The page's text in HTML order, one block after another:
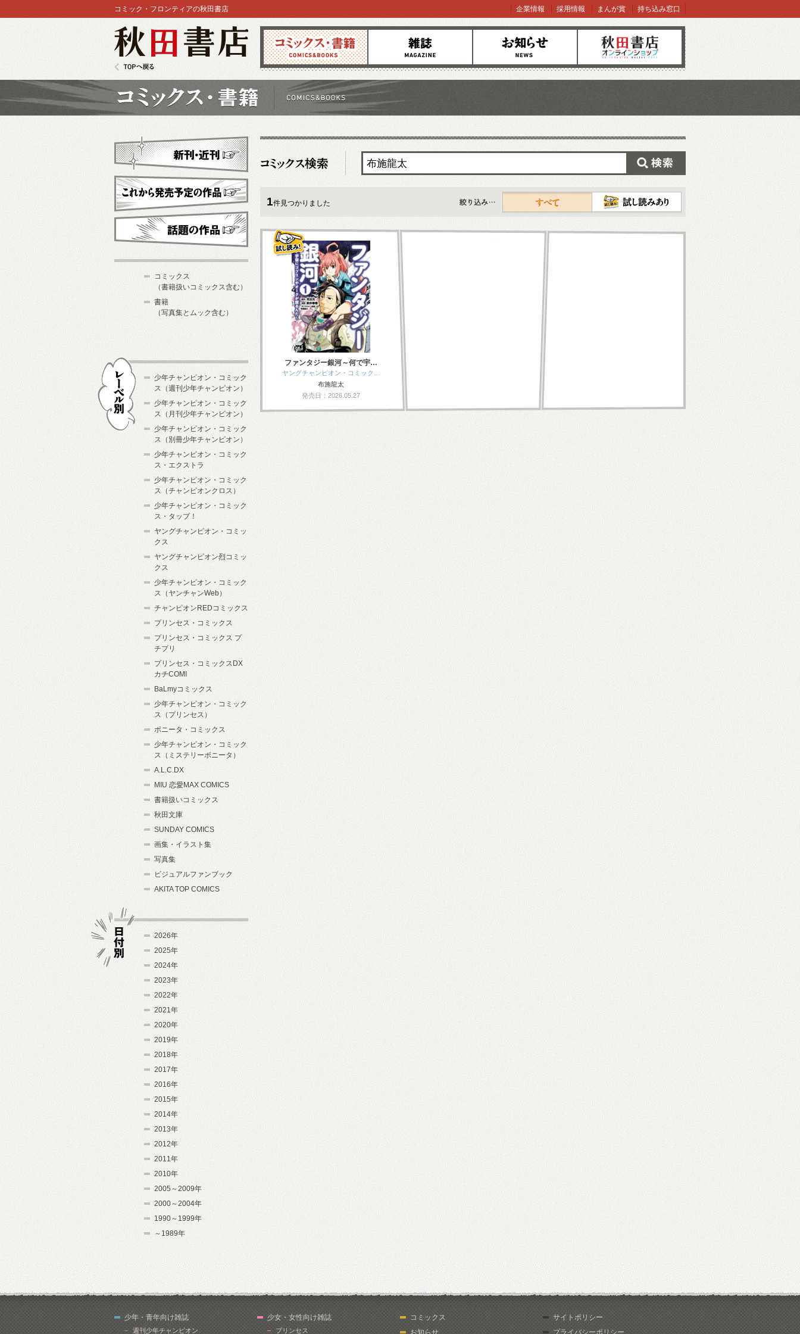
コミックス 雑誌 お知らせ オンラインショップ
コミック・フロンティアの秋田書店 企業情報 採用情報 まんが賞 持ち込み窓口
1件見つかりました
すべて
ファンタジー銀河～何で宇…
ヤングチャンピオン・コミック…
布施龍太
発売日：2026.05.27
新刊・近刊
これから発売予定
コミックス
（書籍扱いコミックス含む）
書籍
（写真集とムック含む）
少年チャンピオン・コミック
ス（週刊少年チャンピオン）
少年チャンピオン・コミック
ス（月刊少年チャンピオン）
少年チャンピオン・コミック
ス（別冊少年チャンピオン）
少年チャンピオン・コミック
ス・エクストラ
少年チャンピオン・コミック
ス（チャンピオンクロス）
少年チャンピオン・コミック
ス・タップ！
ヤングチャンピオン・コミッ
クス
ヤングチャンピオン烈コミッ
クス
少年チャンピオン・コミック
ス（ヤンチャンWeb）
チャンピオンREDコミックス
プリンセス・コミックス
プリンセス・コミックス プ
チプリ
プリンセス・コミックスDX
カチCOMI
BaLmyコミックス
少年チャンピオン・コミック
ス（プリンセス）
ボニータ・コミックス
少年チャンピオン・コミック
ス（ミステリーボニータ）
A.L.C.DX
MIU 恋愛MAX COMICS
書籍扱いコミックス
秋田文庫
SUNDAY COMICS
画集・イラスト集
写真集
ビジュアルファンブック
AKITA TOP COMICS
2026年
2025年
2024年
2023年
2022年
2021年
2020年
2019年
2018年
2017年
2016年
2015年
2014年
2013年
2012年
2011年
2010年
2005～2009年
2000～2004年
1990～1999年
～1989年
少年・青年向け雑誌
週刊少年チャンピオン
少女・女性向け雑誌
プリンセス
コミックス
お知らせ
サイトポリシー
プライバシーポリシー